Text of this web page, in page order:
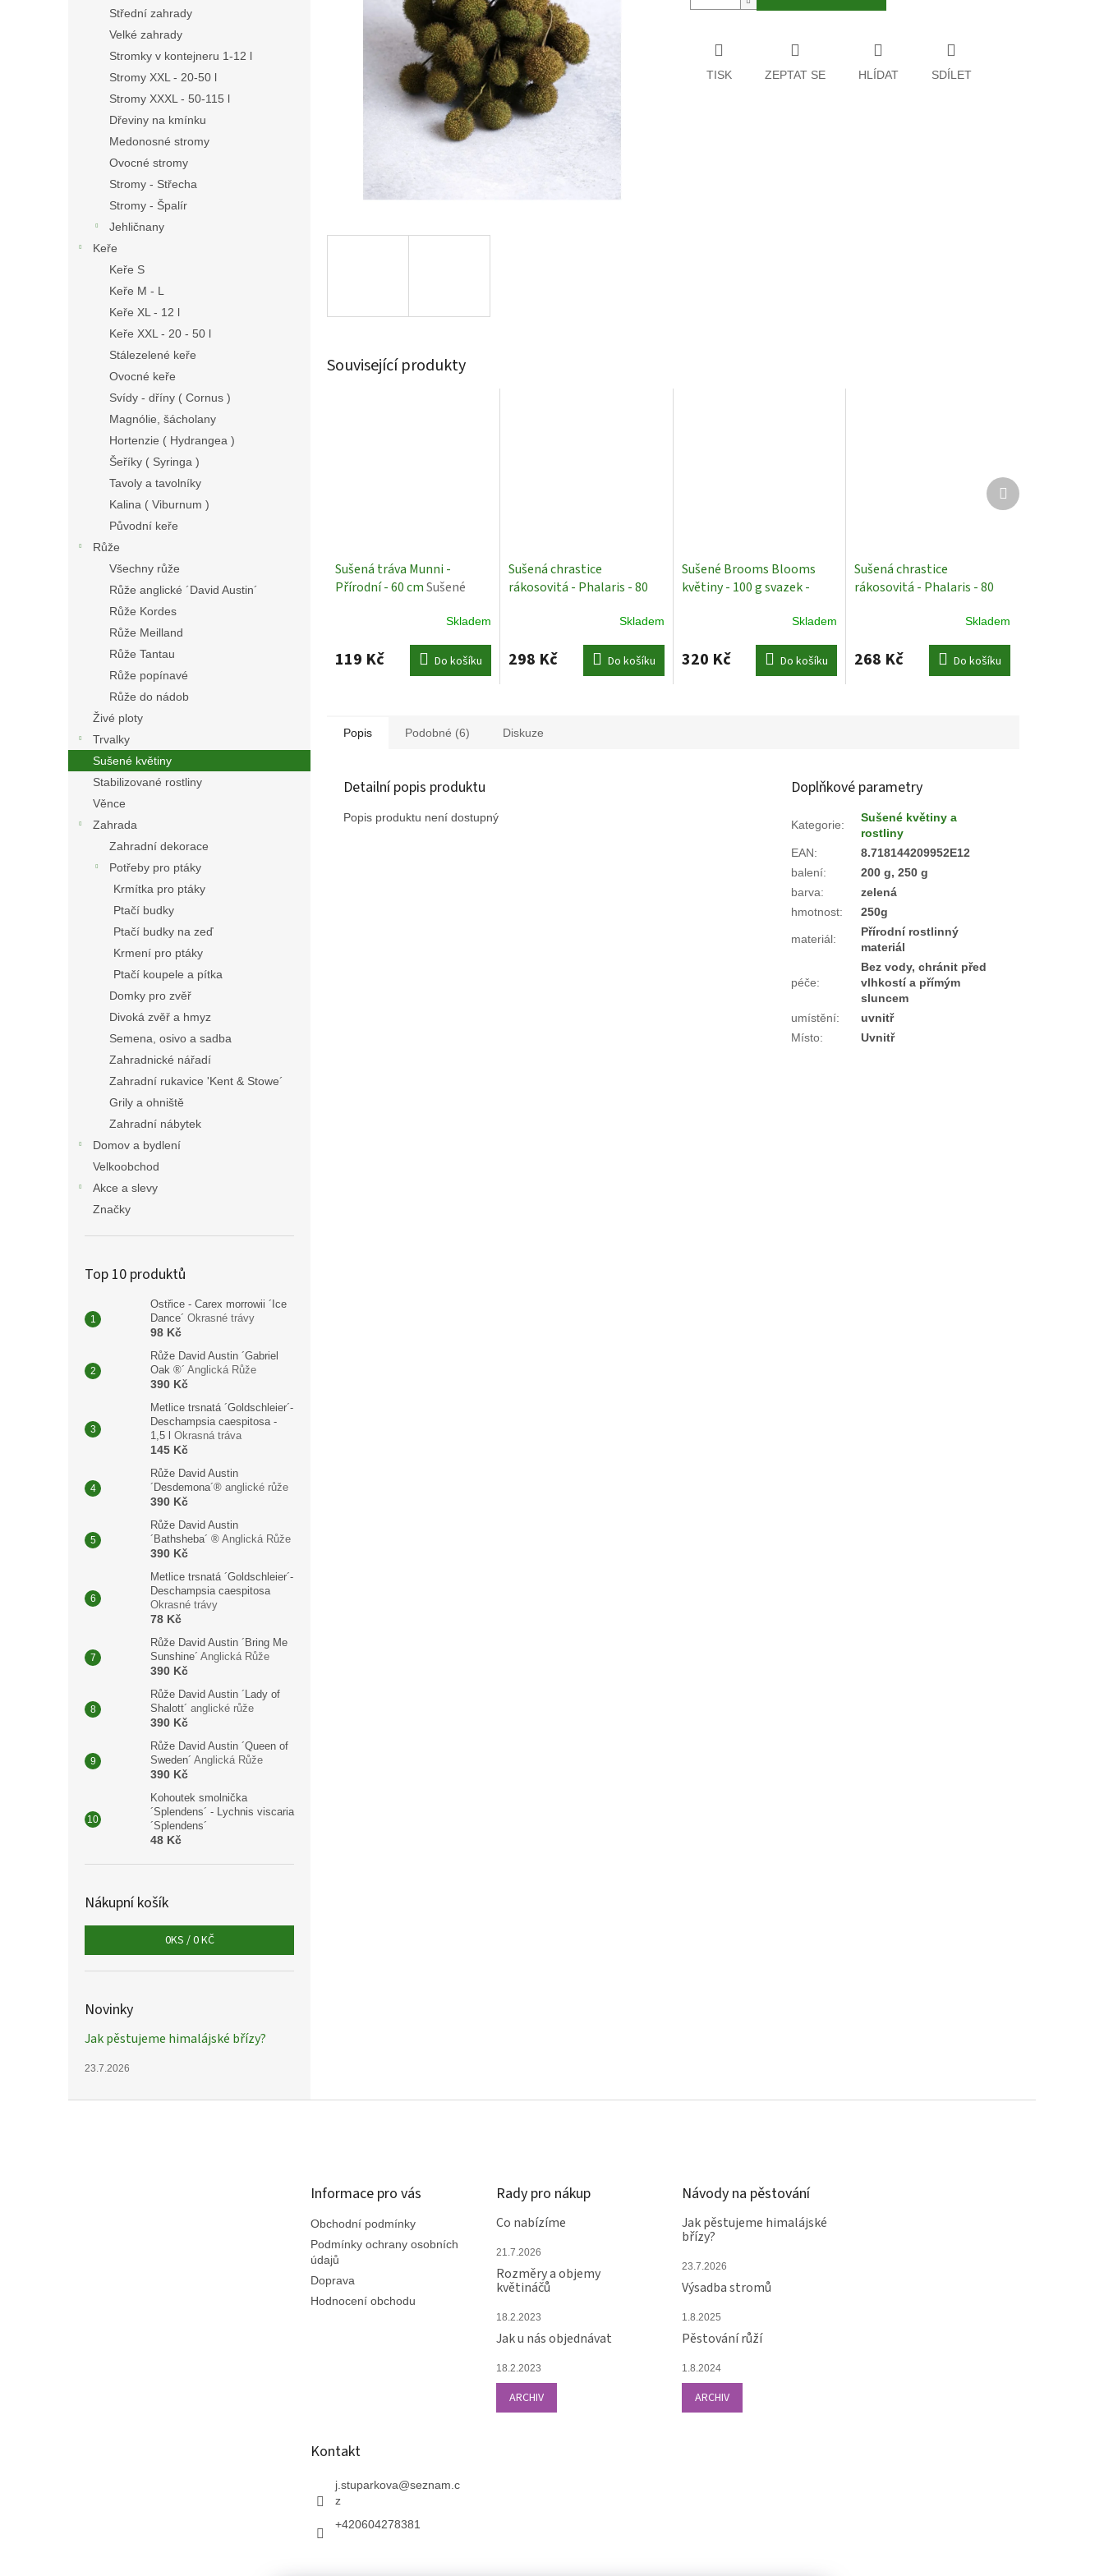
Střední zahrady
Velké zahrady
Stromky v kontejneru 1-12 l
Stromy XXL - 20-50 l
Stromy XXXL - 50-115 l
Dřeviny na kmínku
Medonosné stromy
Ovocné stromy
Stromy - Střecha
Stromy - Špalír
Jehličnany
Keře
Keře S
Keře M - L
Keře XL - 12 l
Keře XXL - 20 - 50 l
Stálezelené keře
Ovocné keře
Svídy - dříny ( Cornus )
Magnólie, šácholany
Hortenzie ( Hydrangea )
Šeříky ( Syringa )
Tavoly a tavolníky
Kalina ( Viburnum )
Původní keře
Růže
Všechny růže
Růže anglické ´David Austin´
Růže Kordes
Růže Meilland
Růže Tantau
Růže popínavé
Růže do nádob
Živé ploty
Trvalky
Sušené květiny
Stabilizované rostliny
Věnce
Zahrada
Zahradní dekorace
Potřeby pro ptáky
Krmítka pro ptáky
Ptačí budky
Ptačí budky na zeď
Krmení pro ptáky
Ptačí koupele a pítka
Domky pro zvěř
Divoká zvěř a hmyz
Semena, osivo a sadba
Zahradnické nářadí
Zahradní rukavice 'Kent & Stowe´
Grily a ohniště
Zahradní nábytek
Domov a bydlení
Velkoobchod
Akce a slevy
Značky
Top 10 produktů
Ostřice - Carex morrowii ´Ice
Dance´ Okrasné trávy
98 Kč
Růže David Austin ´Gabriel
Oak ®´ Anglická Růže
390 Kč
Metlice trsnatá ´Goldschleier´-
Deschampsia caespitosa -
1,5 l Okrasná tráva
145 Kč
Růže David Austin
´Desdemona´® anglické růže
390 Kč
Růže David Austin
´Bathsheba´ ® Anglická Růže
390 Kč
Metlice trsnatá ´Goldschleier´-
Deschampsia caespitosa
Okrasné trávy
78 Kč
Růže David Austin ´Bring Me
Sunshine´ Anglická Růže
390 Kč
Růže David Austin ´Lady of
Shalott´ anglické růže
390 Kč
Růže David Austin ´Queen of
Sweden´ Anglická Růže
390 Kč
Kohoutek smolnička
´Splendens´ - Lychnis viscaria
´Splendens´
48 Kč
Nákupní košík
0KS /0 KČ
Novinky
Jak pěstujeme himalájské břízy?
23.7.2026
TISK ZEPTAT SE HLÍDAT SDÍLET
Související produkty
Sušená tráva Munni -
Přírodní - 60 cmSušené
Skladem
119 Kč Do košíku
Sušená chrastice
rákosovitá - Phalaris - 80
Skladem
298 Kč Do košíku
Sušené Brooms Blooms
květiny - 100 g svazek -
Skladem
320 Kč Do košíku
Sušená chrastice
rákosovitá - Phalaris - 80
Skladem
268 Kč Do košíku
Další
produkt
Popis Podobné (6) Diskuze
Detailní popis produktu
Popis produktu není dostupný
Doplňkové parametry
Kategorie:
Sušené květiny a
rostliny
EAN:
8.718144209952E12
balení:
200 g, 250 g
barva:
zelená
hmotnost: 250g
materiál:
Přírodní rostlinný
materiál
péče:
Bez vody, chránit před
vlhkostí a přímým
sluncem
umístění:
uvnitř
Místo: Uvnitř
Informace pro vás
Obchodní podmínky
Podmínky ochrany osobních
údajů
Doprava
Hodnocení obchodu
Rady pro nákup
Co nabízíme
21.7.2026
Rozměry a objemy
květináčů
18.2.2023
Jak u nás objednávat
18.2.2023
ARCHIV
Návody na pěstování
Jak pěstujeme himalájské
břízy?
23.7.2026
Výsadba stromů
1.8.2025
Pěstování růží
1.8.2024
ARCHIV
Kontakt
j.stuparkova@seznam.c
z
+420604278381